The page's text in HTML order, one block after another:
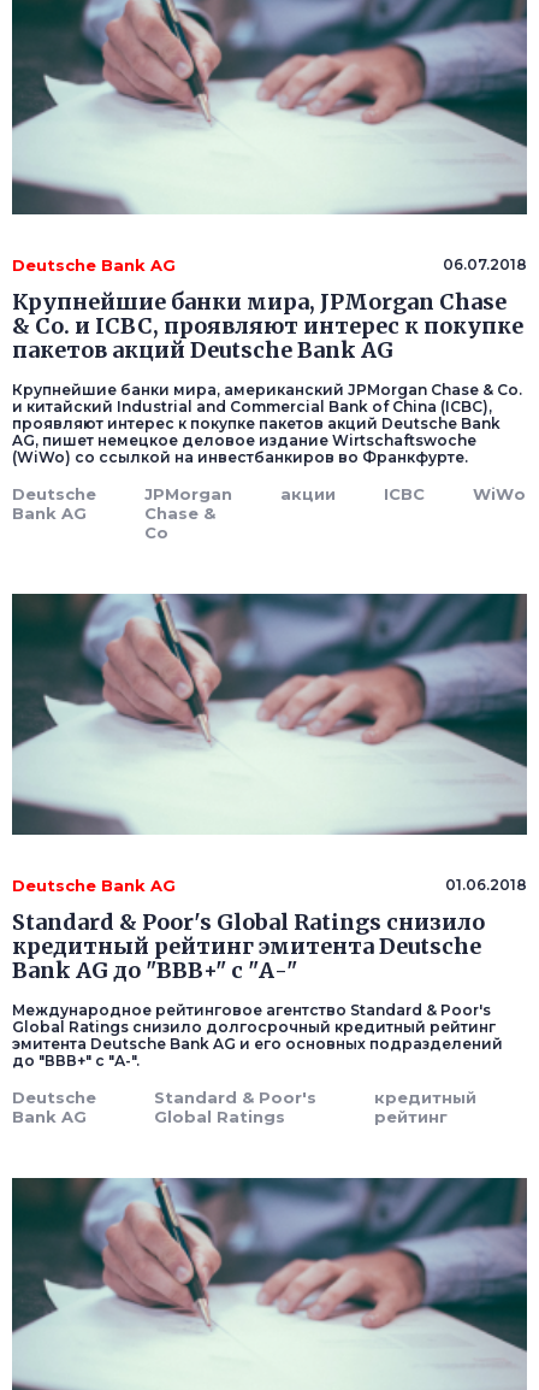
Deutsche Bank AG 06.07.2018
Крупнейшие банки мира, JPMorgan Chase
& Co. и ICBC, проявляют интерес к покупке
пакетов акций Deutsche Bank AG
Крупнейшие банки мира, американский JPMorgan Chase & Co.
и китайский Industrial and Commercial Bank of China (ICBC),
проявляют интерес к покупке пакетов акций Deutsche Bank
AG, пишет немецкое деловое издание Wirtschaftswoche
(WiWo) со ссылкой на инвестбанкиров во Франкфурте.
Deutsche
Bank AG
JPMorgan
Chase &
Co
акции ICBC WiWо
Deutsche Bank AG 01.06.2018
Standard & Poor's Global Ratings снизило
кредитный рейтинг эмитента Deutsche
Bank AG до "ВВВ+" с "А-"
Международное рейтинговое агентство Standard & Poor's
Global Ratings снизило долгосрочный кредитный рейтинг
эмитента Deutsche Bank AG и его основных подразделений
до "ВВВ+" с "А-".
Deutsche
Bank AG
Standard & Poor's
Global Ratings
кредитный
рейтинг